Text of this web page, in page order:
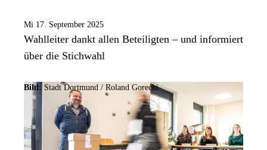
Mi 17. September 2025
Wahlleiter dankt allen Beteiligten – und informiert
über die Stichwahl
Bild:Stadt Dortmund / Roland Gorecki